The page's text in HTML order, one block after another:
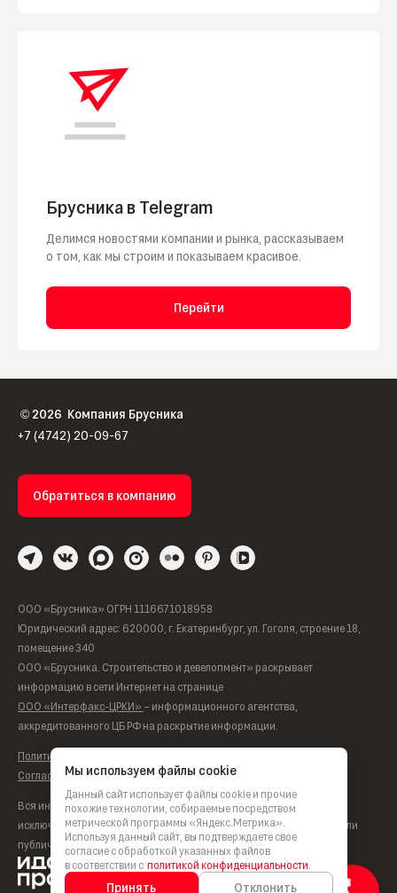
Брусника в Telegram
Делимся новостями компании и рынка, рассказываем
о том, как мы строим и показываем красивое.
Перейти
©2026 Компания Брусника
+7 (4742) 20-09-67
Обратиться в компанию
ООО «Брусника» ОГРН 1116671018958
Юридический адрес: 620000, г. Екатеринбург, ул. Гоголя, строение 18,
помещение 340
ООО «Брусника. Строительство и девелопмент» раскрывает
информацию в сети Интернет на странице
ООО «Интерфакс-ЦРКИ» – информационного агентства,
аккредитованного ЦБ РФ на раскрытие информации.
Политика обработки персональных данных
Согласие на обработку персональных данных
Вся информация, представленная на данном сайте, носит
исключительно информационный характер, не является офертой или
публичной офертой согласно ст. 435, п. 2 ст. 437 ГК РФ.
Мы используем файлы cookie
Данный сайт использует файлы cookie и прочие
похожие технологии, собираемые посредством
метрической программы «Яндекс.Метрика».
Используя данный сайт, вы подтверждаете свое
согласие с обработкой указанных файлов
в соответствии с политикой конфиденциальности
Принять Отклонить